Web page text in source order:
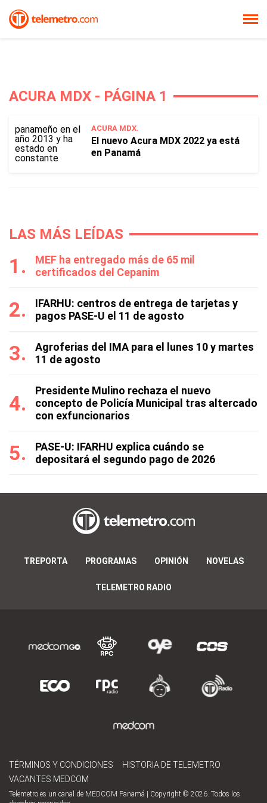
ACURA MDX - PÁGINA 1
ACURA MDX.
El nuevo Acura MDX 2022 ya está
en Panamá
LAS MÁS LEÍDAS
MEF ha entregado más de 65 mil
certificados del Cepanim
IFARHU: centros de entrega de tarjetas y
pagos PASE-U el 11 de agosto
Agroferias del IMA para el lunes 10 y martes
11 de agosto
Presidente Mulino rechaza el nuevo
concepto de Policía Municipal tras altercado
con exfuncionarios
PASE-U: IFARHU explica cuándo se
depositará el segundo pago de 2026
TREPORTA PROGRAMAS OPINIÓN NOVELAS
TELEMETRO RADIO
TÉRMINOS Y CONDICIONES
HISTORIA DE TELEMETRO
VACANTES MEDCOM
Telemetro es un canal de MEDCOM Panamá | Copyright © 2026. Todos los